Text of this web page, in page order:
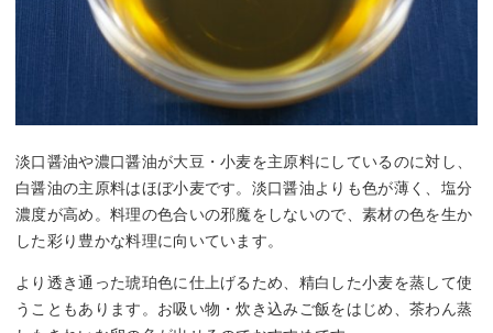
淡口醤油や濃口醤油が大豆・小麦を主原料にしているのに対し、
白醤油の主原料はほぼ小麦です。淡口醤油よりも色が薄く、塩分
濃度が高め。料理の色合いの邪魔をしないので、素材の色を生か
した彩り豊かな料理に向いています。
より透き通った琥珀色に仕上げるため、精白した小麦を蒸して使
うこともあります。お吸い物・炊き込みご飯をはじめ、茶わん蒸